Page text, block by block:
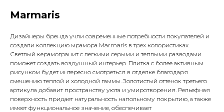
Marmaris
Дизайнеры бренда учли современные потребности покупателей и
создали коллекцию мрамора Marmaris в трех колористиках.
Светлый керамогранит с легкими серыми и теплыми разводами
поможет создать воздушный интерьер. Плитка с более активным
рисунком будет интересно смотреться в отделке благодаря
смешению теплой и холодной гаммы. Золотистый оттенок третьего
артикула добавит пространству уюта и умиротворения. Рельефная
поверхность придает натуральность напольному покрытию, а также
имеет функциональное значение, обеспечивает